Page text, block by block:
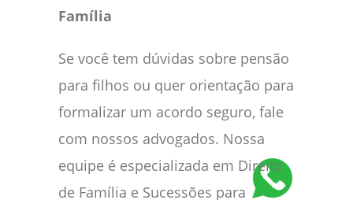
Família
Se você tem dúvidas sobre pensão
para filhos ou quer orientação para
formalizar um acordo seguro, fale
com nossos advogados. Nossa
equipe é especializada em Direito
de Família e Sucessões para